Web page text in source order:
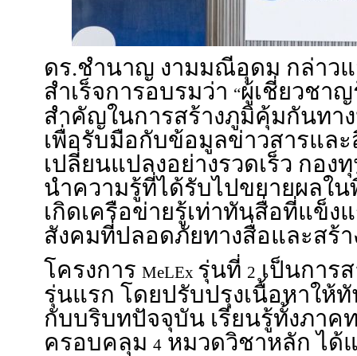
ดร.ชำนาญ งามมณีอุดม กล่าว
สำเร็จการอบรมว่า “ผู้เชี่ยวชา
สำคัญในการสร้างภูมิคุ้มกันทา
เพื่อรับมือกับข้อมูลข่าวสา
เปลี่ยนแปลงอย่างรวดเร็ว กอง
นำความรู้ที่ได้รับไปขยายผลใน
เกิดเครือข่ายรู้เท่าทันสื่อที่แข็ง
สังคมที่ปลอดภัยทางสื่อและสร้
โครงการ MeLEx รุ่นที่ 2 เป็นการ
รุ่นแรก โดยปรับปรุงเนื้อหาใ
กับบริบทปัจจุบัน เรียนรู้ทั้งภา
ครอบคลุม 4 หมวดวิชาหลัก ได้